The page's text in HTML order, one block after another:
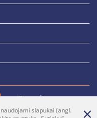
vrsa@vrsa.lt
slapukai (angl.